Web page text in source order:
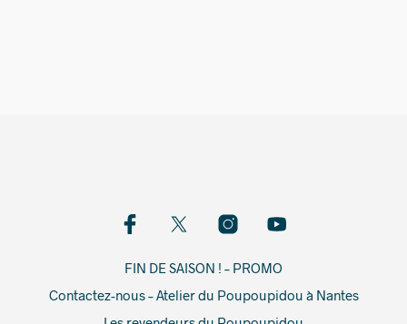
FIN DE SAISON ! – PROMO
Contactez-nous – Atelier du Poupoupidou à Nantes